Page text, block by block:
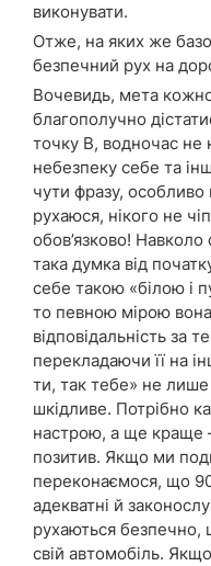
виконувати.
Отже, на яких же
безпечний рух на
Вочевидь, мета
благополучно
точку В, водночас не
небезпеку себе та
чути фразу, особливо
рухаюся, нікого не
обов’язково!
така думка від
себе такою «білою і
то певною мірою вона
відповідальність за
перекладаючи її на
ти, так тебе» не
шкідливе. Потрібно
настрою, а ще краще
позитив. Якщо ми
переконаємося, що
адекватні й
рухаються безпечно,
свій автомобіль.